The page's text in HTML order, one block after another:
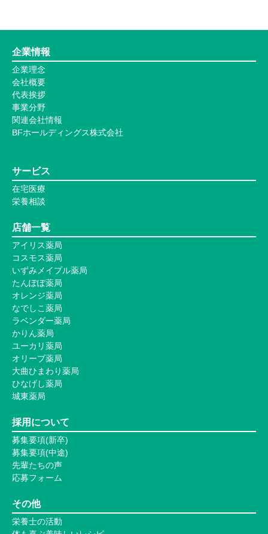
企業情報
企業理念
会社概要
代表挨拶
事業分野
関連会社情報
BFホールディングス株式会社
サービス
在宅医療
栄養相談
店舗一覧
アイリス薬局
コスモス薬局
いずみメイプル薬局
たんぽぽ薬局
オレンジ薬局
なでしこ薬局
ラベンダー薬局
かりん薬局
ユーカリ薬局
オリーブ薬局
大曲ひまわり薬局
ひなげし薬局
城東薬局
採用について
募集要項(新卒)
募集要項(中途)
先輩たちの声
応募フォーム
その他
栄養士の活動